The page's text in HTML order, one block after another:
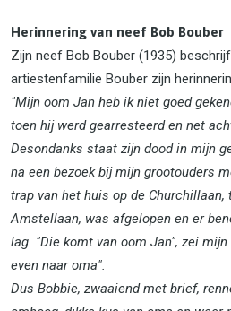
Herinnering van neef Bob Bouber
Zijn neef Bob Bouber (1935)
artiestenfamilie Bouber zijn
"Mijn oom Jan heb ik niet goed
toen hij werd gearresteerd en net
Desondanks staat zijn dood in mijn
na een bezoek bij mijn grootouders
trap van het huis op de Churchillaan,
Amstellaan, was afgelopen en er
lag. "Die komt van oom Jan", zei
even naar oma".
Dus Bobbie, zwaaiend met brief,